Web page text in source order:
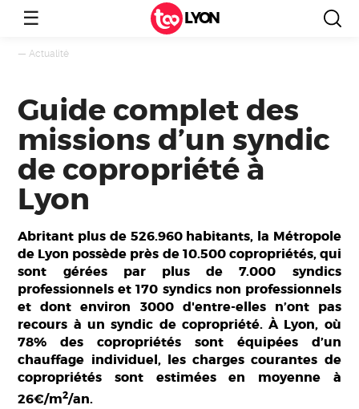
☰ LYON
— Actualité
Guide complet des
missions d’un syndic
de copropriété à
Lyon
Abritant plus de 526.960 habitants, la Métropole
de Lyon possède près de 10.500 copropriétés, qui
sont gérées par plus de 7.000 syndics
professionnels et 170 syndics non professionnels
et dont environ 3000 d'entre-elles n’ont pas
recours à un syndic de copropriété. À Lyon, où
78% des copropriétés sont équipées d’un
chauffage individuel, les charges courantes de
copropriétés sont estimées en moyenne à
26€/m2/an.